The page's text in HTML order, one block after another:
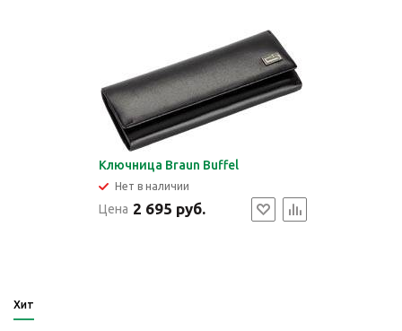
Ключница Braun Buffel
Нет в наличии
Цена 2 695 руб.
Хит